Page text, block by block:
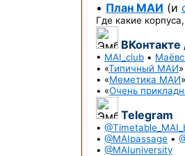
• План МАИ (и
Где какие
ВКонтакте
• MAI_club •
• «Типичный МАИ
• «Меметика МАИ»
• «Очень
Telegram
•
• @MAIpassage •
• @MAIuniversity